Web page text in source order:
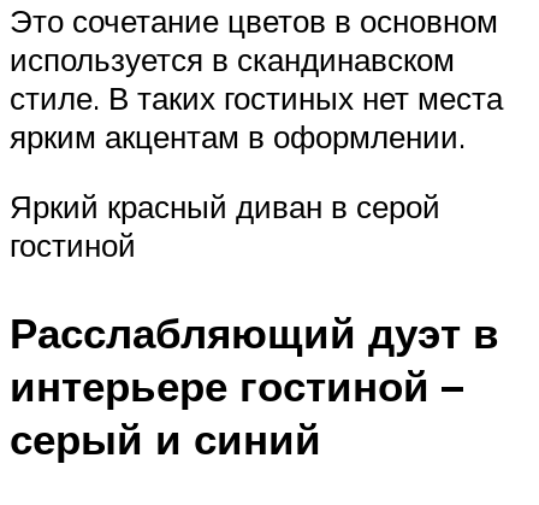
Это сочетание цветов в основном
используется в скандинавском
стиле. В таких гостиных нет места
ярким акцентам в оформлении.
Яркий красный диван в серой
гостиной
Расслабляющий дуэт в
интерьере гостиной –
серый и синий